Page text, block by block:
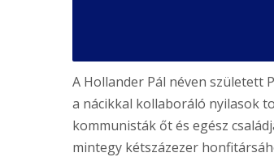
A Hollander Pál néven született
a nácikkal kollaboráló nyilasok
kommunisták őt és egész
mintegy kétszázezer